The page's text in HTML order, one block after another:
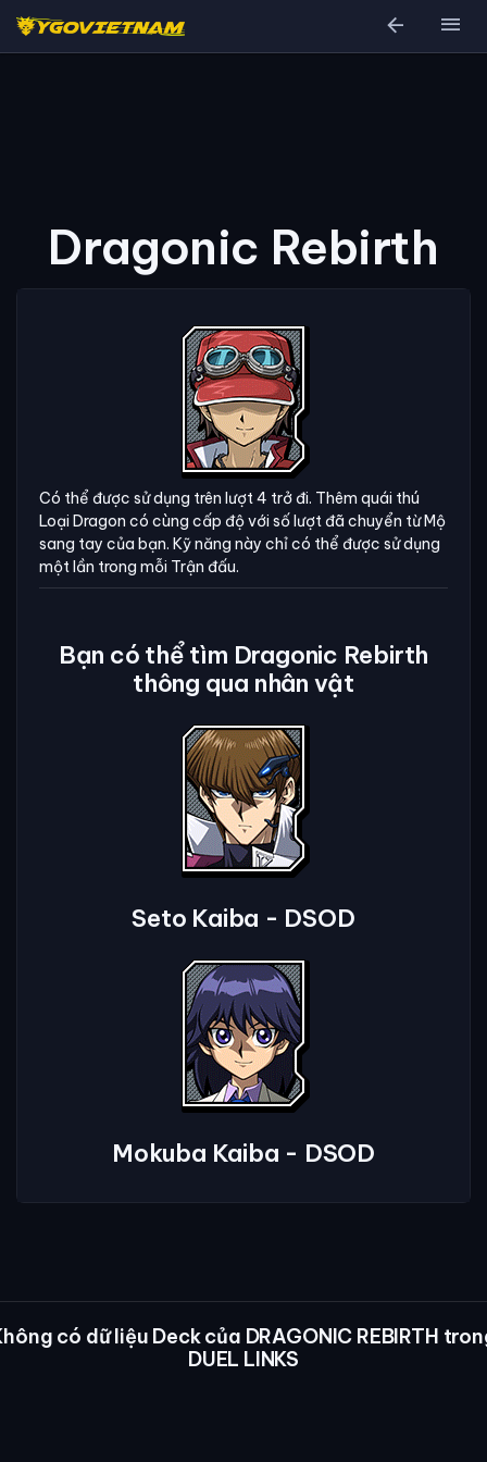
arrow_back menu
Dragonic Rebirth
Có thể được sử dụng trên lượt 4 trở đi. Thêm quái thú
Loại Dragon có cùng cấp độ với số lượt đã chuyển từ Mộ
sang tay của bạn. Kỹ năng này chỉ có thể được sử dụng
một lần trong mỗi Trận đấu.
Bạn có thể tìm Dragonic Rebirth
thông qua nhân vật
Seto Kaiba - DSOD
Mokuba Kaiba - DSOD
có dữ liệu Deck của DRAGONIC REBIRTH
DUEL LINKS